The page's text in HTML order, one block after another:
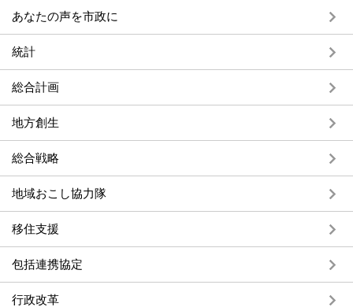
あなたの声を市政に
統計
総合計画
地方創生
総合戦略
地域おこし協力隊
移住支援
包括連携協定
行政改革